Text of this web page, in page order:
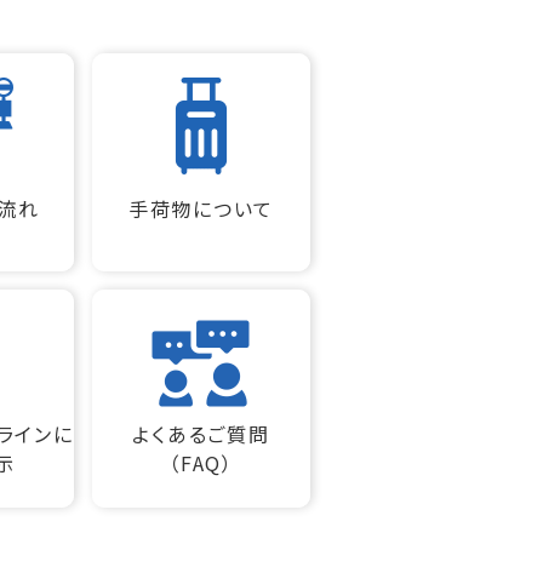
れ 手荷物について
インに
よくあるご質問
（FAQ）